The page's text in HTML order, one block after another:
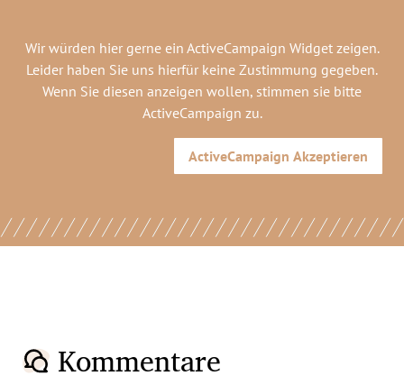
Wir würden hier gerne ein ActiveCampaign Widgetzeigen.
Leider haben Sie uns hierfür keine Zustimmung gegeben.
Wenn Sie diesen anzeigen wollen, stimmen sie bitte
ActiveCampaign zu.
ActiveCampaign Akzeptieren
Kommentare